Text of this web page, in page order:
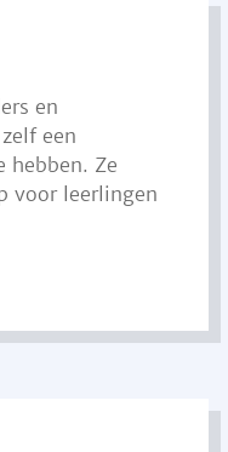
en
een
Ze
voor leerlingen